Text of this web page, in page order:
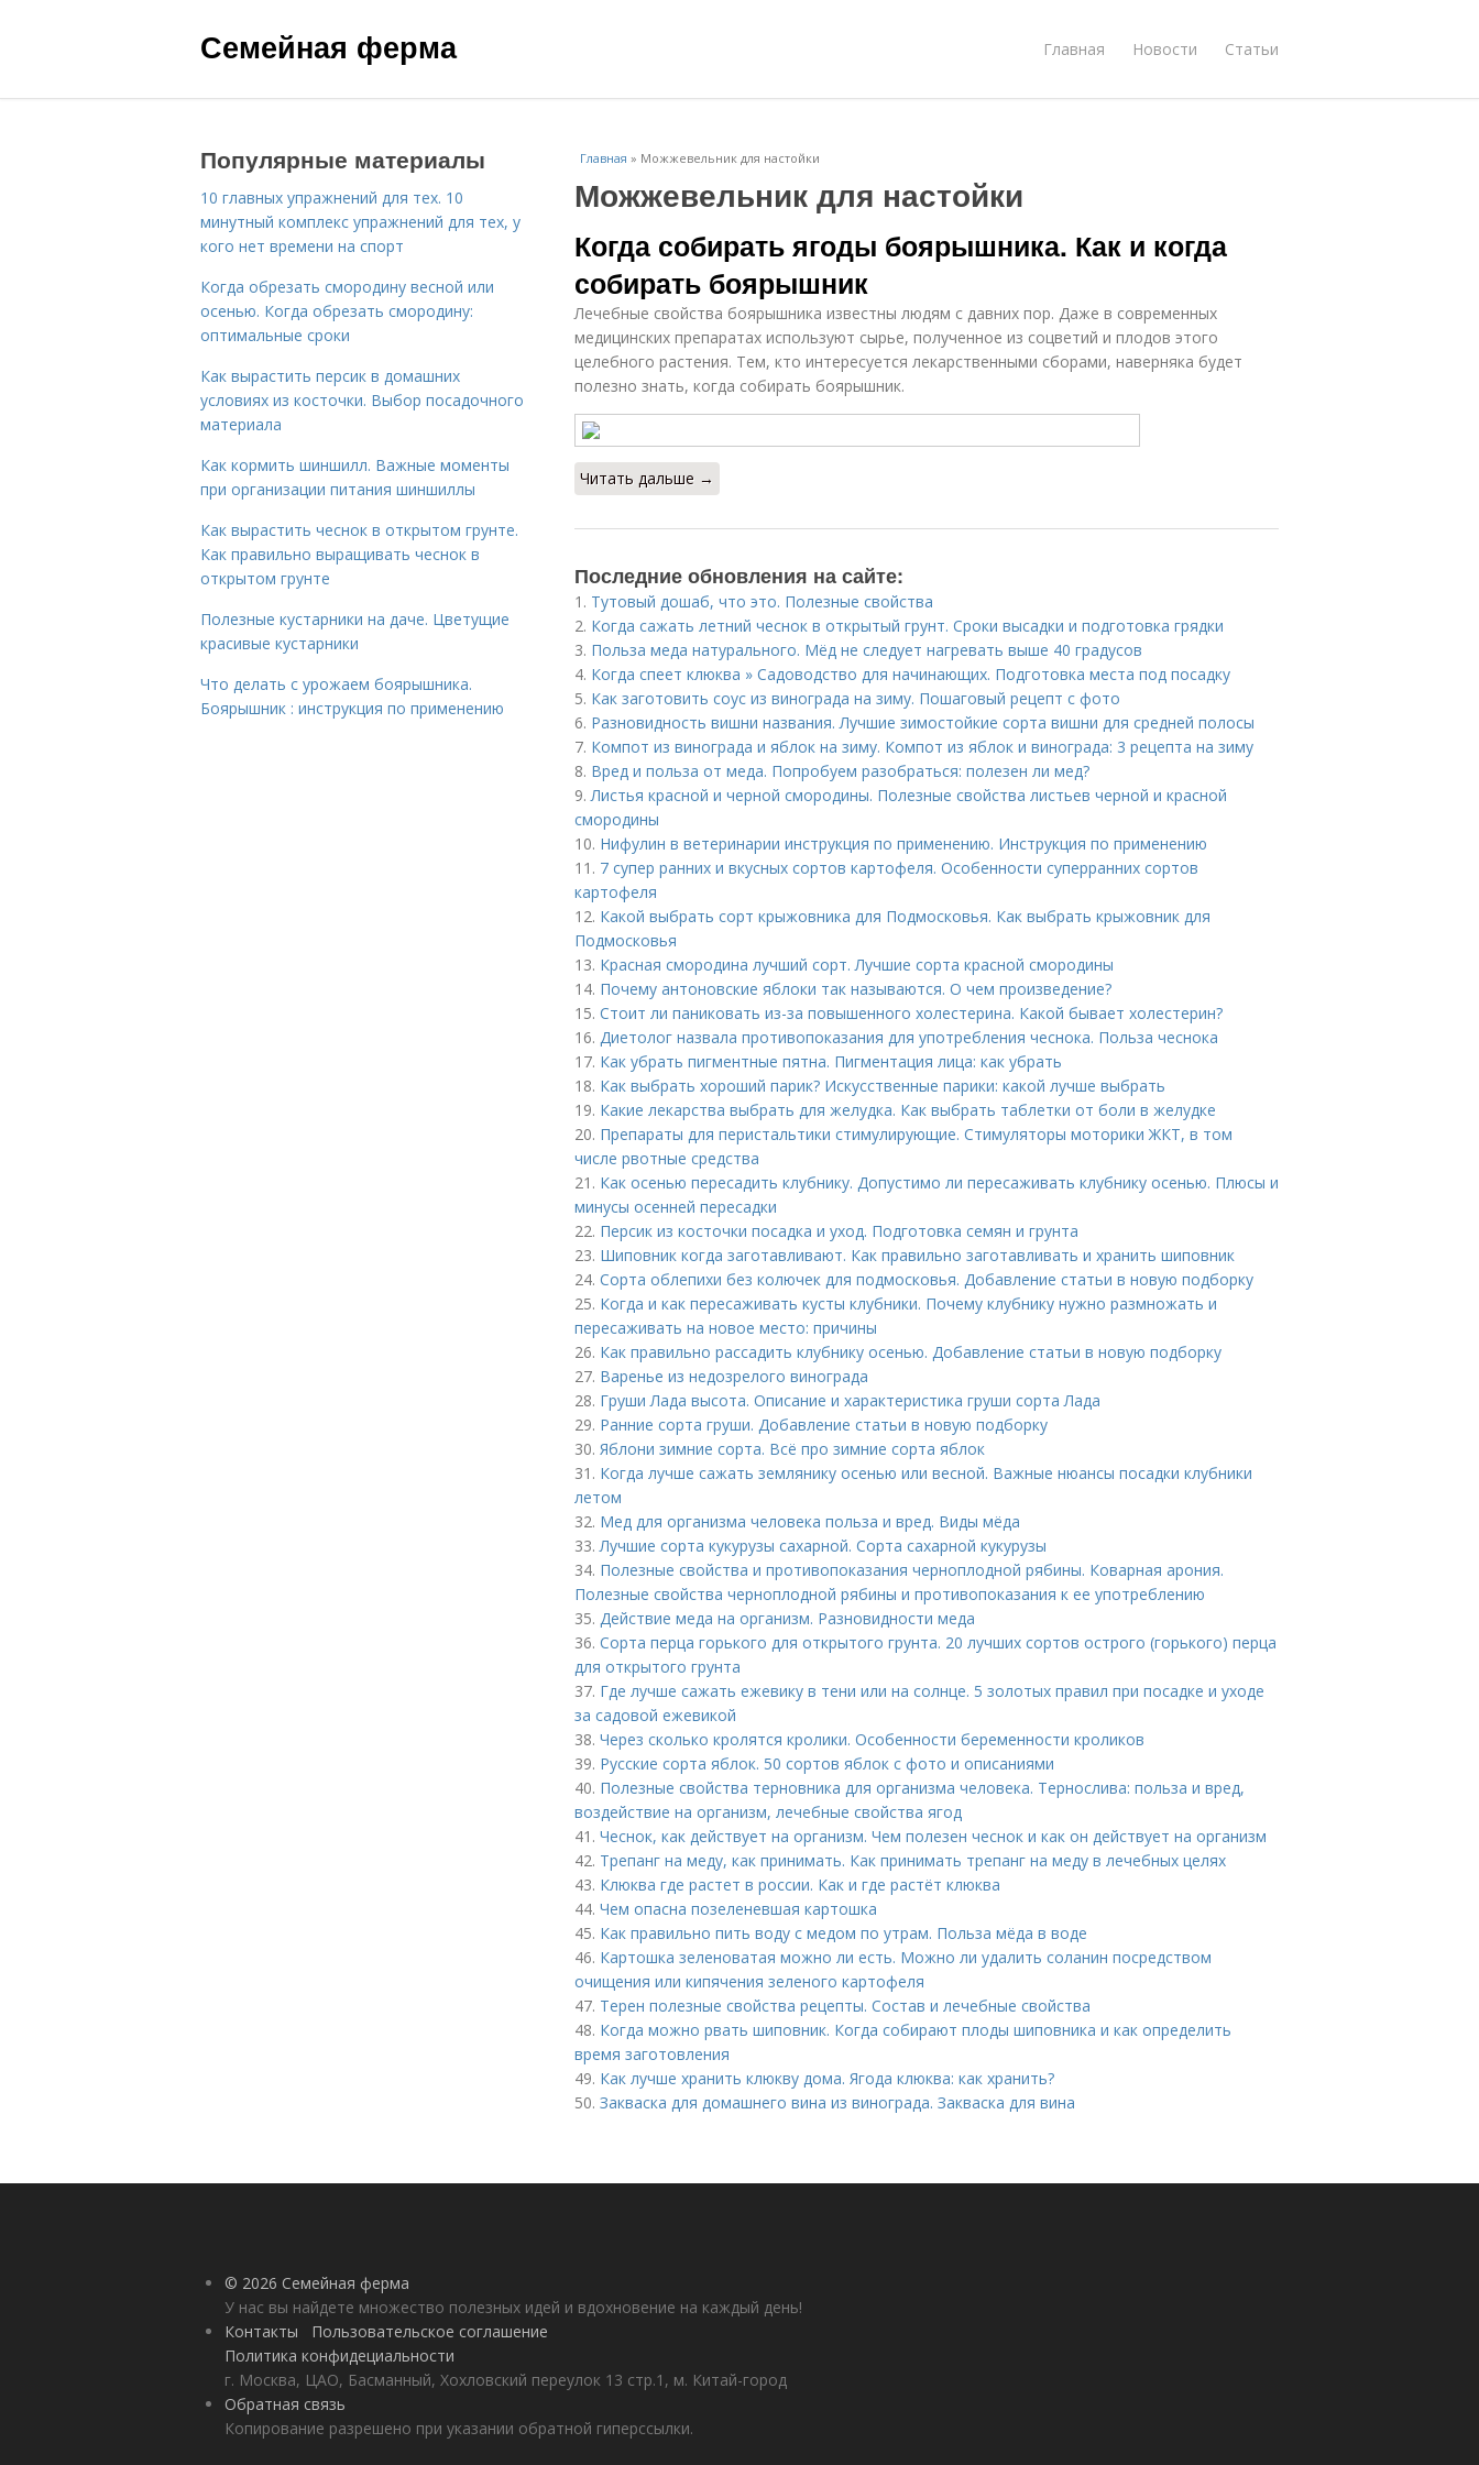
Семейная ферма Главная Новости Статьи
Главная » Можжевельник для настойки
Можжевельник для настойки
Когда собирать ягоды боярышника. Как и когда
собирать боярышник
Лечебные свойства боярышника известны людям с давних пор. Даже в современных
медицинских препаратах используют сырье, полученное из соцветий и плодов этого
целебного растения. Тем, кто интересуется лекарственными сборами, наверняка будет
полезно знать, когда собирать боярышник.
Читать дальше →
Последние обновления на сайте:
1. Тутовый дошаб, что это. Полезные свойства
2. Когда сажать летний чеснок в открытый грунт. Сроки высадки и подготовка грядки
3. Польза меда натурального. Мёд не следует нагревать выше 40 градусов
4. Когда спеет клюква » Садоводство для начинающих. Подготовка места под посадку
5. Как заготовить соус из винограда на зиму. Пошаговый рецепт с фото
6. Разновидность вишни названия. Лучшие зимостойкие сорта вишни для средней полосы
7. Компот из винограда и яблок на зиму. Компот из яблок и винограда: 3 рецепта на зиму
8. Вред и польза от меда. Попробуем разобраться: полезен ли мед?
9.Листья красной и черной смородины. Полезные свойства листьев черной и красной
смородины
10. Нифулин в ветеринарии инструкция по применению. Инструкция по применению
11. 7 супер ранних и вкусных сортов картофеля. Особенности суперранних сортов
картофеля
12. Какой выбрать сорт крыжовника для Подмосковья. Как выбрать крыжовник для
Подмосковья
13. Красная смородина лучший сорт. Лучшие сорта красной смородины
14. Почему антоновские яблоки так называются. О чем произведение?
15. Стоит ли паниковать из-за повышенного холестерина. Какой бывает холестерин?
16. Диетолог назвала противопоказания для употребления чеснока. Польза чеснока
17. Как убрать пигментные пятна. Пигментация лица: как убрать
18. Как выбрать хороший парик? Искусственные парики: какой лучше выбрать
19. Какие лекарства выбрать для желудка. Как выбрать таблетки от боли в желудке
20. Препараты для перистальтики стимулирующие. Стимуляторы моторики ЖКТ, в том
числе рвотные средства
21. Как осенью пересадить клубнику. Допустимо ли пересаживать клубнику осенью. Плюсы и
минусы осенней пересадки
22. Персик из косточки посадка и уход. Подготовка семян и грунта
23. Шиповник когда заготавливают. Как правильно заготавливать и хранить шиповник
24. Сорта облепихи без колючек для подмосковья. Добавление статьи в новую подборку
25. Когда и как пересаживать кусты клубники. Почему клубнику нужно размножать и
пересаживать на новое место: причины
26. Как правильно рассадить клубнику осенью. Добавление статьи в новую подборку
27. Варенье из недозрелого винограда
28. Груши Лада высота. Описание и характеристика груши сорта Лада
29. Ранние сорта груши. Добавление статьи в новую подборку
30. Яблони зимние сорта. Всё про зимние сорта яблок
31. Когда лучше сажать землянику осенью или весной. Важные нюансы посадки клубники
летом
32. Мед для организма человека польза и вред. Виды мёда
33.Лучшие сорта кукурузы сахарной. Сорта сахарной кукурузы
34. Полезные свойства и противопоказания черноплодной рябины. Коварная арония.
Полезные свойства черноплодной рябины и противопоказания к ее употреблению
35. Действие меда на организм. Разновидности меда
36. Сорта перца горького для открытого грунта. 20 лучших сортов острого (горького) перца
для открытого грунта
37. Где лучше сажать ежевику в тени или на солнце. 5 золотых правил при посадке и уходе
за садовой ежевикой
38. Через сколько кролятся кролики. Особенности беременности кроликов
39. Русские сорта яблок. 50 сортов яблок с фото и описаниями
40. Полезные свойства терновника для организма человека. Тернослива: польза и вред,
воздействие на организм, лечебные свойства ягод
41. Чеснок, как действует на организм. Чем полезен чеснок и как он действует на организм
42. Трепанг на меду, как принимать. Как принимать трепанг на меду в лечебных целях
43. Клюква где растет в россии. Как и где растёт клюква
44. Чем опасна позеленевшая картошка
45. Как правильно пить воду с медом по утрам. Польза мёда в воде
46. Картошка зеленоватая можно ли есть. Можно ли удалить соланин посредством
очищения или кипячения зеленого картофеля
47. Терен полезные свойства рецепты. Состав и лечебные свойства
48. Когда можно рвать шиповник. Когда собирают плоды шиповника и как определить
время заготовления
49. Как лучше хранить клюкву дома. Ягода клюква: как хранить?
50. Закваска для домашнего вина из винограда. Закваска для вина
Популярные материалы
10 главных упражнений для тех. 10
минутный комплекс упражнений для тех, у
кого нет времени на спорт
Когда обрезать смородину весной или
осенью. Когда обрезать смородину:
оптимальные сроки
Как вырастить персик в домашних
условиях из косточки. Выбор посадочного
материала
Как кормить шиншилл. Важные моменты
при организации питания шиншиллы
Как вырастить чеснок в открытом грунте.
Как правильно выращивать чеснок в
открытом грунте
Полезные кустарники на даче. Цветущие
красивые кустарники
Что делать с урожаем боярышника.
Боярышник : инструкция по применению
© 2026 Семейная ферма
У нас вы найдете множество полезных идей и вдохновение на каждый день!
Контакты
Пользовательское соглашение
Политика конфидециальности
г. Москва, ЦАО, Басманный, Хохловский переулок 13 стр.1, м. Китай-город
Обратная связь
Копирование разрешено при указании обратной гиперссылки.